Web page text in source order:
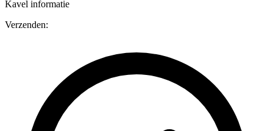
Kavel informatie
Verzenden: